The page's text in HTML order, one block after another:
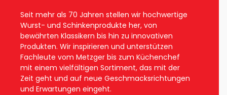
individueller Ansatz
individueller Ansatz
individueller Ansatz
Seit mehr als 70 Jahren stellen wir hochwertige
Wurst- und Schinkenprodukte her, von
bewährten Klassikern bis hin zu innovativen
Produkten. Wir inspirieren und unterstützen
Fachleute vom Metzger bis zum Küchenchef
mit einem vielfältigen Sortiment, das mit der
Zeit geht und auf neue Geschmacksrichtungen
und Erwartungen eingeht.